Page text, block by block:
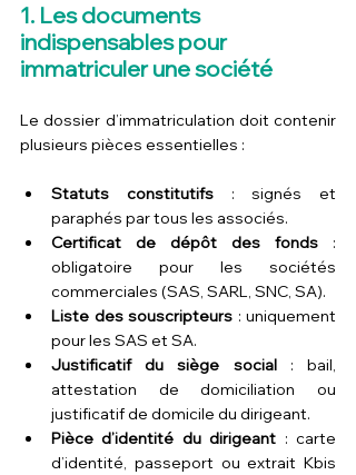
1. Les documents
indispensables pour
immatriculer une société
Le dossier d’immatriculation doit contenir
plusieurs pièces essentielles :
Statuts constitutifs : signés et
paraphés par tous les associés.
Certificat de dépôt des fonds :
obligatoire pour les sociétés
commerciales (SAS, SARL, SNC, SA).
Liste des souscripteurs : uniquement
pour les SAS et SA.
Justificatif du siège social : bail,
attestation de domiciliation ou
justificatif de domicile du dirigeant.
Pièce d’identité du dirigeant : carte
d’identité, passeport ou extrait Kbis